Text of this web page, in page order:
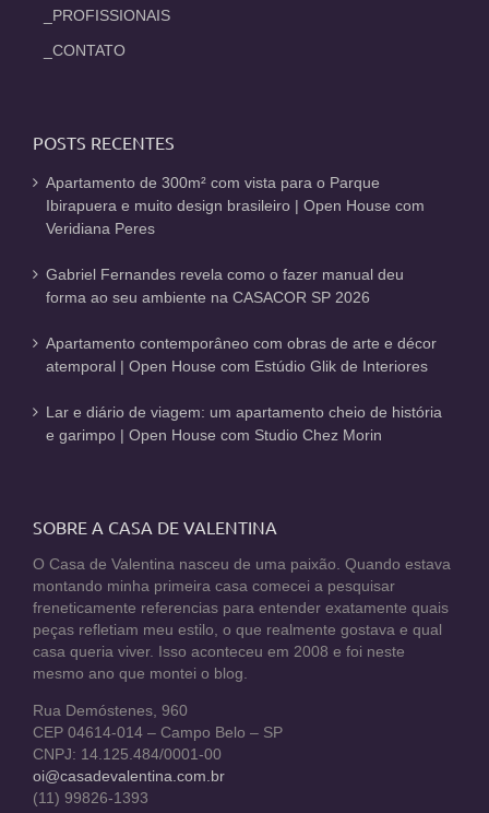
_PROFISSIONAIS
_CONTATO
POSTS RECENTES
Apartamento de 300m² com vista para o Parque
Ibirapuera e muito design brasileiro | Open House com
Veridiana Peres
Gabriel Fernandes revela como o fazer manual deu
forma ao seu ambiente na CASACOR SP 2026
Apartamento contemporâneo com obras de arte e décor
atemporal | Open House com Estúdio Glik de Interiores
Lar e diário de viagem: um apartamento cheio de história
e garimpo | Open House com Studio Chez Morin
SOBRE A CASA DE VALENTINA
O Casa de Valentina nasceu de uma paixão. Quando estava
montando minha primeira casa comecei a pesquisar
freneticamente referencias para entender exatamente quais
peças refletiam meu estilo, o que realmente gostava e qual
casa queria viver. Isso aconteceu em 2008 e foi neste
mesmo ano que montei o blog.
Rua Demóstenes, 960
CEP 04614-014 – Campo Belo – SP
CNPJ: 14.125.484/0001-00
oi@casadevalentina.com.br
(11) 99826-1393